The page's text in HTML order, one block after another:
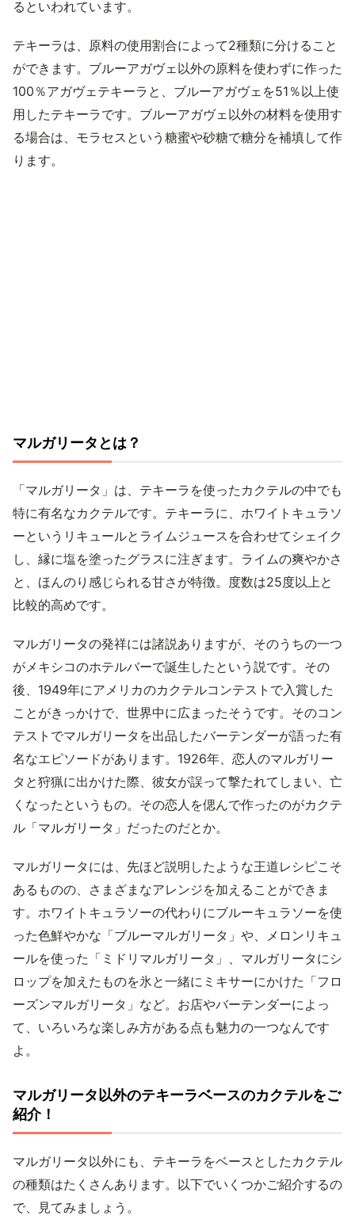
るといわれています。
テキーラは、原料の使用割合によって2種類に分けること
ができます。ブルーアガヴェ以外の原料を使わずに作った
100％アガヴェテキーラと、ブルーアガヴェを51％以上使
用したテキーラです。ブルーアガヴェ以外の材料を使用す
る場合は、モラセスという糖蜜や砂糖で糖分を補填して作
ります。
マルガリータとは？
「マルガリータ」は、テキーラを使ったカクテルの中でも
特に有名なカクテルです。テキーラに、ホワイトキュラソ
ーというリキュールとライムジュースを合わせてシェイク
し、縁に塩を塗ったグラスに注ぎます。ライムの爽やかさ
と、ほんのり感じられる甘さが特徴。度数は25度以上と
比較的高めです。
マルガリータの発祥には諸説ありますが、そのうちの一つ
がメキシコのホテルバーで誕生したという説です。その
後、1949年にアメリカのカクテルコンテストで入賞した
ことがきっかけで、世界中に広まったそうです。そのコン
テストでマルガリータを出品したバーテンダーが語った有
名なエピソードがあります。1926年、恋人のマルガリー
タと狩猟に出かけた際、彼女が誤って撃たれてしまい、亡
くなったというもの。その恋人を偲んで作ったのがカクテ
ル「マルガリータ」だったのだとか。
マルガリータには、先ほど説明したような王道レシピこそ
あるものの、さまざまなアレンジを加えることができま
す。ホワイトキュラソーの代わりにブルーキュラソーを使
った色鮮やかな「ブルーマルガリータ」や、メロンリキュ
ールを使った「ミドリマルガリータ」、マルガリータにシ
ロップを加えたものを氷と一緒にミキサーにかけた「フロ
ーズンマルガリータ」など。お店やバーテンダーによっ
て、いろいろな楽しみ方がある点も魅力の一つなんです
よ。
マルガリータ以外のテキーラベースのカクテルをご
紹介！
マルガリータ以外にも、テキーラをベースとしたカクテル
の種類はたくさんあります。以下でいくつかご紹介するの
で、見てみましょう。